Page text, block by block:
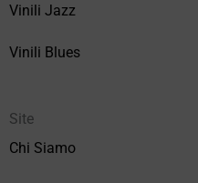
Vinili Jazz
Vinili Blues
Site
Chi Siamo